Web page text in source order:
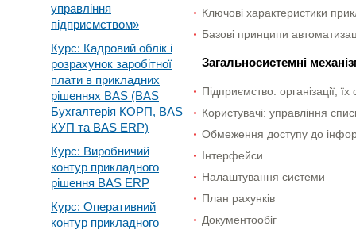
управління
підприємством»
Курс: Кадровий облік і
розрахунок заробітної
плати в прикладних
рішеннях BAS (BAS
Бухгалтерія КОРП, BAS
КУП та BAS ERP)
Курс: Виробничий
контур прикладного
рішення BAS ERP
Курс: Оперативний
контур прикладного
Ключові характеристики
Базові принципи
Загальносистемні
Підприємство: організації,
Користувачі: управління
Обмеження доступу до
Інтерфейси
Налаштування системи
План рахунків
Документообіг